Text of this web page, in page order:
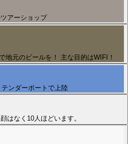
アーショップ
地元のビールを！ 主な目的はWIFI！
ンダーボートで上陸
はなく10人ほどいます。